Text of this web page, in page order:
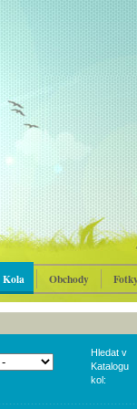
Kola Obchody
Hledat v
Katalogu
kol: